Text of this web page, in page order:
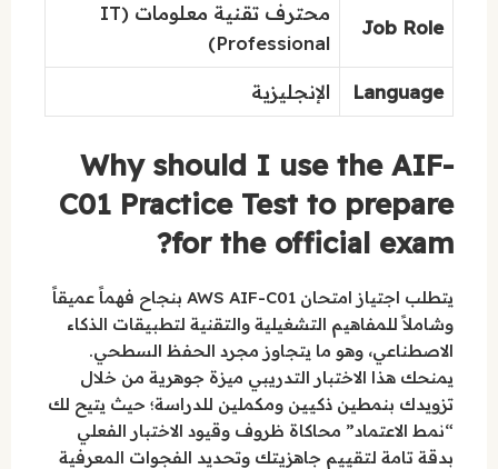
Job Role
محترف تقنية معلومات (IT
Professional)
Language الإنجليزية
Why should I use the AIF-
C01 Practice Test to prepare
for the official exam?
يتطلب اجتياز امتحان AWS AIF-C01 بنجاح فهماً عميقاً
وشاملاً للمفاهيم التشغيلية والتقنية لتطبيقات الذكاء
الاصطناعي، وهو ما يتجاوز مجرد الحفظ السطحي.
يمنحك هذا الاختبار التدريبي ميزة جوهرية من خلال
تزويدك بنمطين ذكيين ومكملين للدراسة؛ حيث يتيح لك
“نمط الاعتماد” محاكاة ظروف وقيود الاختبار الفعلي
بدقة تامة لتقييم جاهزيتك وتحديد الفجوات المعرفية